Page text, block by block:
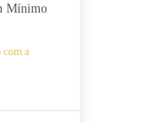
Mínimo
com a